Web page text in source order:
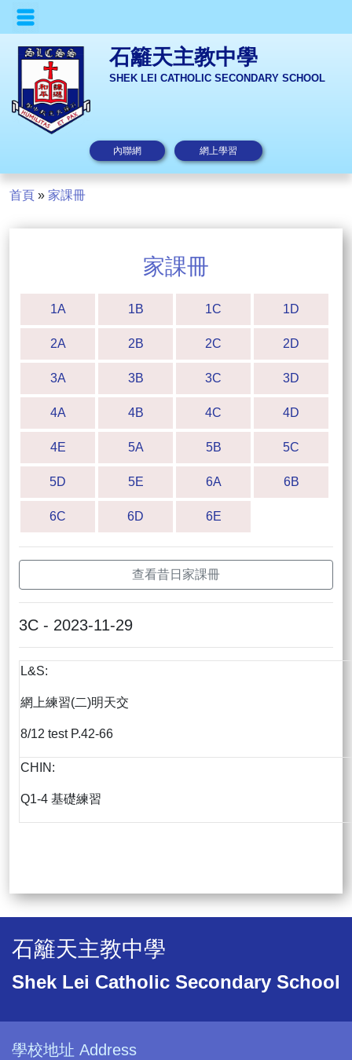
石籬天主教中學
SHEK LEI CATHOLIC SECONDARY SCHOOL
內聯網 網上學習
首頁 » 家課冊
家課冊
1A 1B 1C 1D
2A 2B 2C 2D
3A 3B 3C 3D
4A 4B 4C 4D
4E 5A 5B 5C
5D 5E 6A 6B
6C 6D 6E
查看昔日家課冊
3C - 2023-11-29
L&S:
網上練習(二)明天交
8/12 test P.42-66
CHIN:
Q1-4 基礎練習
石籬天主教中學
Shek Lei Catholic Secondary School
學校地址 Address